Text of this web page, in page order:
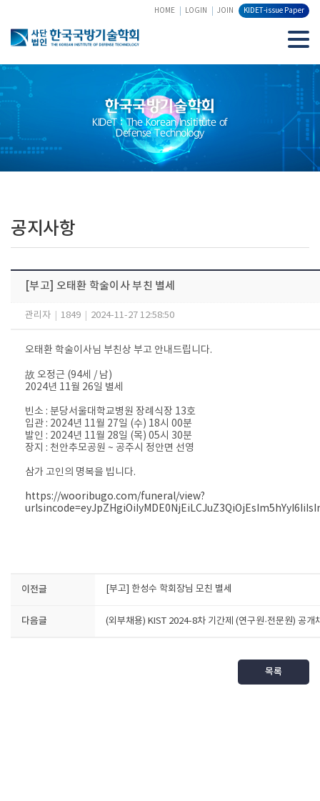
HOME LOGIN JOIN KIDET-issue Paper
한국국방기술학회
KIDeT : The Korean Insititute of
Defense Technology
공지사항
[부고] 오태환 학술이사 부친 별세
관리자 1849 2024-11-27 12:58:50
오태환 학술이사님 부친상 부고 안내드립니다.
故 오정근 (94세 / 남)
2024년 11월 26일 별세
빈소 : 분당서울대학교병원 장례식장 13호
입관 : 2024년 11월 27일 (수) 18시 00분
발인 : 2024년 11월 28일 (목) 05시 30분
장지 : 천안추모공원 ~ 공주시 정안면 선영
삼가 고인의 명복을 빕니다.
https://wooribugo.com/funeral/view?
이전글 [부고] 한성수 학회장님 모친 별세
다음글 (외부채용) KIST 2024-8차 기간제 (연구원·전문원) 공개
목록